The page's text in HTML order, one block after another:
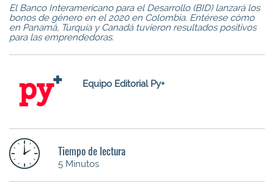
El Banco Interamericano para el Desarrollo (BID) lanzará los
bonos de género en el 2020 en Colombia. Entérese cómo
en Panamá, Turquía y Canadá tuvieron resultados positivos
para las emprendedoras.
Equipo Editorial Py+
Tiempo de lectura
5 Minutos